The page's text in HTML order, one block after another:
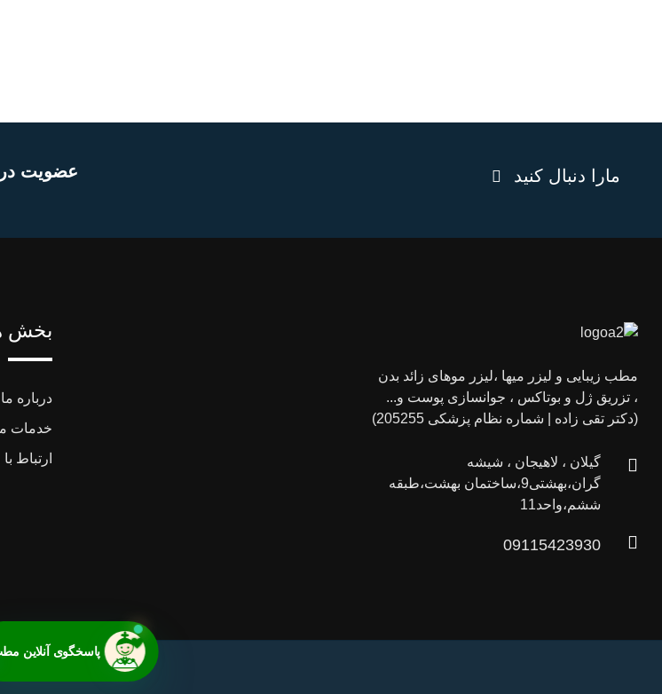
مارا دنبال کنید عضویت در
مطب زیبایی و لیزر میها ،لیزر موهای زائد بدن
، تزریق ژل و بوتاکس ، جوانسازی پوست و...
(دکتر تقی زاده | شماره نظام پزشکی 205255)
گیلان ، لاهیجان ، شیشه
گران،بهشتی9،ساختمان بهشت،طبقه
ششم،واحد11
09115423930
بخش
درباره ما
خدمات
ارتباط با
پاسخگوی آنلاین